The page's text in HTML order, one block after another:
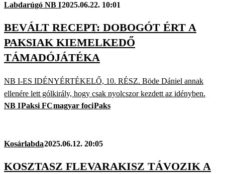
Labdarúgó NB I2025.06.22. 10:01
BEVÁLT RECEPT: DOBOGÓT ÉRT A
PAKSIAK KIEMELKEDŐ
TÁMADÓJÁTÉKA
NB I-ES IDÉNYÉRTÉKELŐ, 10. RÉSZ. Böde Dániel annak
ellenére lett gólkirály, hogy csak nyolcszor kezdett az idényben.
NB IPaksi FCmagyar fociPaks
Kosárlabda2025.06.12. 20:05
KOSZTASZ FLEVARAKISZ TÁVOZIK A